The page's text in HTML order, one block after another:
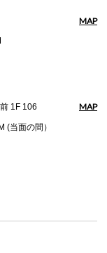
MAP
1F 106
MAP
当面の間）